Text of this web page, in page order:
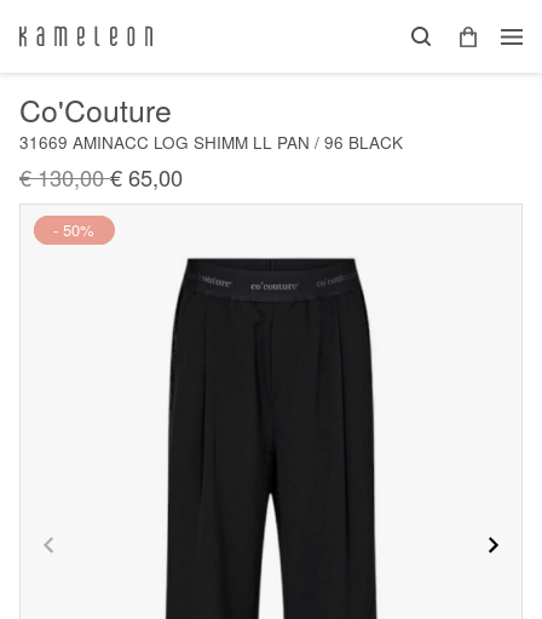
Co'Couture
31669 AMINACC LOG SHIMM LL PAN / 96 BLACK
€ 130,00€ 65,00
Nieuw
- 50%